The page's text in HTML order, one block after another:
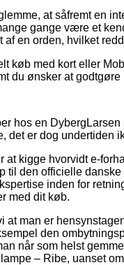
at såfremt en
gange være et
af en orden, hvilket
køb med kort eller
du ønsker at
hos en
det er dog undertiden
at kigge hvorvidt e-
til den officielle
inden for
med dit køb.
at man er
den
når som helst
– Ribe, uanset